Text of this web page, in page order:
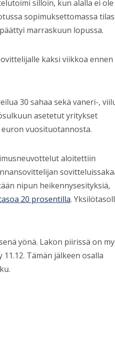
silloin, kun alalla ei ole
sopimuksettomassa
marraskuun lopussa.
kaksi viikkoa ennen
30 sahaa sekä vaneri-,
asetetut yritykset
vuosituotannosta.
aloitettiin
nipun heikennysesityksiä,
20 prosentilla.
yönä. Lakon piirissä on
Tämän jälkeen osalla